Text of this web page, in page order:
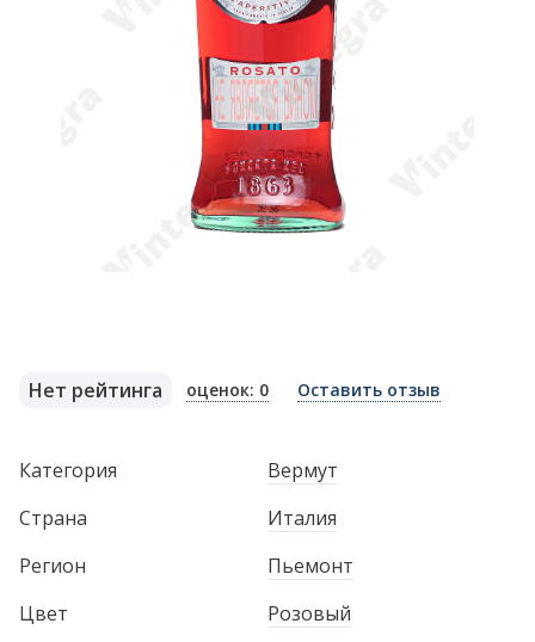
Нет рейтинга оценок: 0 Оставить отзыв
Категория
Вермут
Страна
Италия
Регион
Пьемонт
Цвет
Розовый